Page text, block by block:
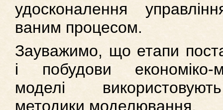
удосконалення
ваним процесом.
Зауважимо, що етапи
і побудови економіко-
моделі
методики моделювання.